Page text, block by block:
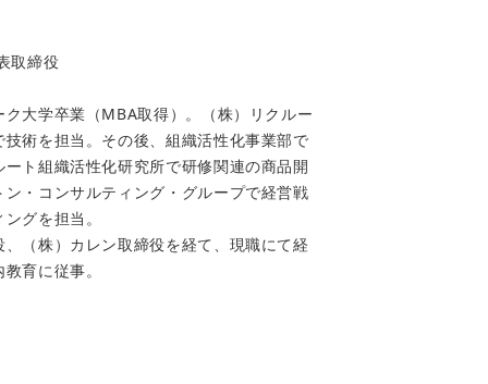
取締役
大学卒業（MBA取得）。（株）リクルー
術を担当。その後、組織活性化事業部で
ト組織活性化研究所で研修関連の商品開
・コンサルティング・グループで経営戦
グを担当。
、（株）カレン取締役を経て、現職にて経
育に従事。